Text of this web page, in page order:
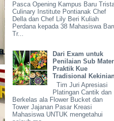
Pasca Opening Kampus Baru
Culinary Institute Pontianak Chef
Della dan Chef Lily Beri Kuliah
Perdana kepada 38 Mahasiswa
Tr...
Dari Exam untuk
Penilaian Sub
Praktik Kue
Tradisional
Tim Juri Apresiasi
Platingan Cantik dan
Berkelas ala Flower Bucket dan
Tower Jajanan Pasar Kreasi
Mahasiswa UNTUK mengetahui